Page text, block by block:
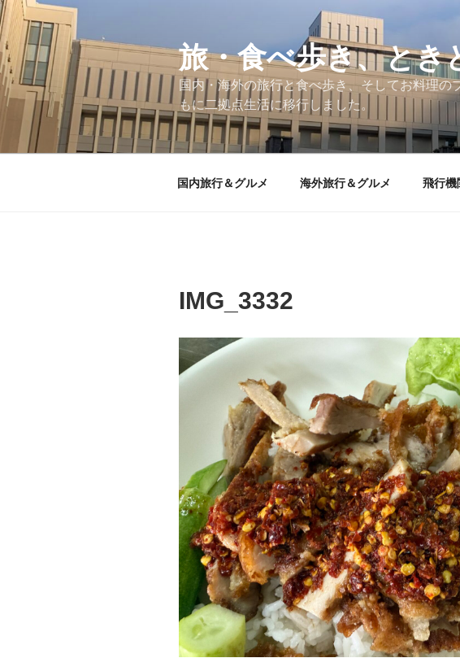
コ
ン
テ
ン
ツ
へ
旅・食べ歩き、とき
国内・海外の旅行と食べ歩き、そしてお料理
もに二拠点生活に移行しました。
国内旅行＆グルメ 海外旅行＆グルメ 飛行機
IMG_3332